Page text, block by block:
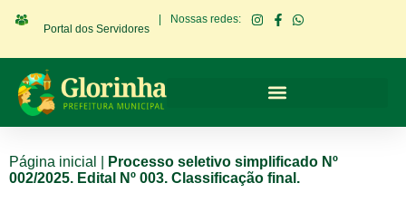
Portal dos Servidores
Nossas redes:
Página inicial
Processo seletivo simplificado Nº
002/2025. Edital Nº 003. Classificação final.